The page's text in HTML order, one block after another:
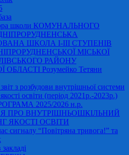
школи КОМУНАЛЬНОГО
ШКОЛА І-ІІІ СТУПЕНІВ
МІСЬКОЇ
РАЙОНУ
ОБЛАСТІ Розумейко Тетяни
з розбудови внутрішньої системи
освіти (період 2021р.-2023р.)
2025/2026 н.р.
ПРО ВНУТРІШНЬОШКІЛЬНИЙ
ЯКОСТІ ОСВІТИ
сигналу “Повітряна тривога!” та